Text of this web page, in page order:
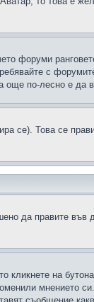
форуми
с
още по-лесно е да
се). Това се
да правите във
кликнете на бутона
мнението